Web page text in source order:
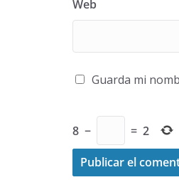
Web
Guarda mi
8 − = 2